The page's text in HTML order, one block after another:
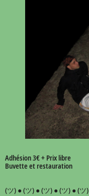
Adhésion 3€ + Prix libre
Buvette et restauration
(ツ) ● (ツ) ● (ツ) ● (ツ) ● (ツ